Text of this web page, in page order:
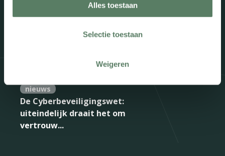
Alles toestaan
Selectie toestaan
Weigeren
AI verlaagt de telefoondruk bij
Huisartsencentrum Axel: “W...
HAP Schievliet de Report...
nieuws
De Cyberbeveiligingswet:
uiteindelijk draait het om
vertrouw...